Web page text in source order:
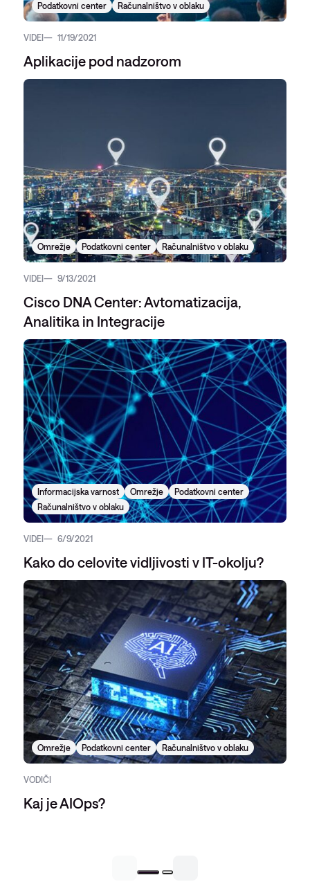
Podatkovni center Računalništvo v oblaku
VIDEI 11/19/2021
Aplikacije pod nadzorom
Omrežje Podatkovni center Računalništvo v oblaku
VIDEI 9/13/2021
Cisco DNA Center: Avtomatizacija,
Analitika in Integracije
Informacijska varnost Omrežje
Podatkovni center
Računalništvo v oblaku
VIDEI 6/9/2021
Kako do celovite vidljivosti v IT-okolju?
Omrežje Podatkovni center Računalništvo v oblaku
VODIČI
Kaj je AIOps?